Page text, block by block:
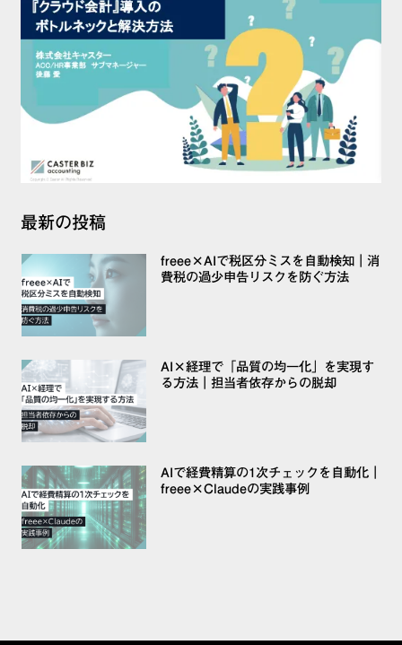
最新の投稿
freee×AIで税区分ミスを自動検知｜消
費税の過少申告リスクを防ぐ方法
AI×経理で「品質の均一化」を実現す
る方法｜担当者依存からの脱却
AIで経費精算の1次チェックを自動化｜
freee×Claudeの実践事例